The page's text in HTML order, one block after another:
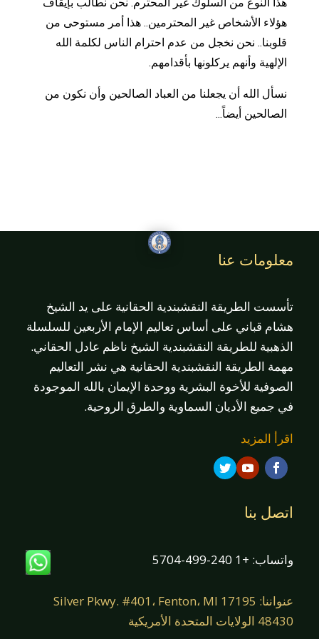
هؤلاء الأشخاص غير المحترمين.. هذا أمر مستوحى من
قلوبنا.. نحن نخجل من عدم احترام الناس لكلمة الله
الإلهية وأنهم يركلونها بأقدامهم.
نسأل الله أن يجعلنا من العباد الصالحين وأن نكون من
الصالحين أيضاً...
معلومات عنا
تأسست الطريقة النقشبندية الحقانية على يد الشيخ
هشام قباني على أساس تعاليم الإمام الأربعين للسلسلة
الذهبية للطريقة النقشبندية الشيخ ناظم عادل الحقاني.
مهمة الطريقة النقشبندية الحقانية هي نشر التعاليم
الصوفية للأخوة البشرية ووحدة الإيمان بالله الموجودة
في جميع الأديان السماوية والطرق الروحية.
اقرأ المزيد
اتصل بنا
واتساب: +1 240-499-5704
عنواننا: 17195 Silver Pkwy. #401، Fenton، MI
48430 الولايات المتحدة الأمريكية